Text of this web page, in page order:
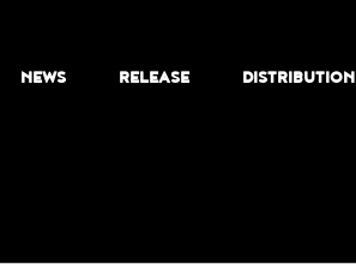
NEWS RELEASE DISTRIBUTION